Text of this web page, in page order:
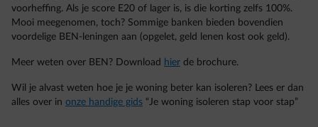
voorheffing. Als je score E20 of lager is, is die korting zelfs 100%.
Mooi meegenomen, toch? Sommige banken bieden bovendien
voordelige BEN-leningen aan (opgelet, geld lenen kost ook geld).
Meer weten over BEN? Download hier de brochure.
Wil je alvast weten hoe je je woning beter kan isoleren? Lees er dan
alles over in onze handige gids “Je woning isoleren stap voor stap”